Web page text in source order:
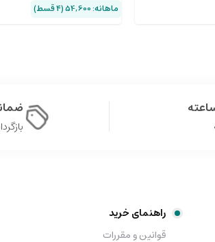
ماهانه: 54,600 (۴ قسط)
راهنمای خرید
قوانین و مقررات